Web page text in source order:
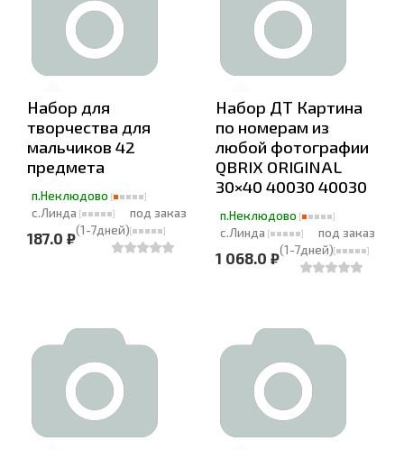
Набор для
творчества для
мальчиков 42
предмета
п.Неклюдово
с.Линда
под заказ
(1-7дней)
187.0 ₽
Набор ДТ Картина
по номерам из
любой фотографии
QBRIX ORIGINAL
30×40 40030 40030
п.Неклюдово
с.Линда
под заказ
(1-7дней)
1 068.0 ₽